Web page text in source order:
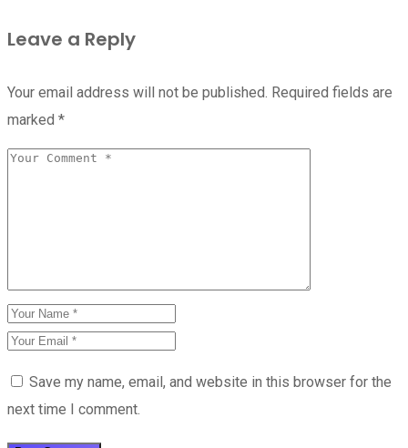
Leave a Reply
Your email address will not be published. Required fields are
marked *
Save my name, email, and website in this browser for the
next time I comment.